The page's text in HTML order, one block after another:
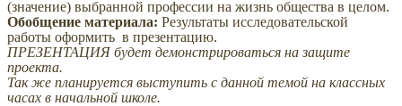
(значение) выбранной профессии на жизнь общества в целом.
Обобщение материала: Результаты исследовательской
работы оформить в презентацию.
ПРЕЗЕНТАЦИЯ будет демонстрироваться на защите
проекта.
Так же планируется выступить с данной темой на классных
часах в начальной школе.